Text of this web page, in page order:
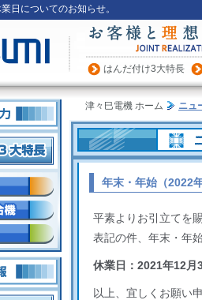
日についてのお知らせ。
はんだ付け3大特長
津々巳電機 ホーム ニュ
年末・年始（2022
平素よりお引立てを
表記の件、年末・年
休業日：2021年12月
以上、宜しくお願い
60年培った技術
はんだ付け装置の3大特長
はんだ付け特殊工法
はんだ付け装置の信頼と実績
はんだ付け装置の製品情報
製品ラインナップ